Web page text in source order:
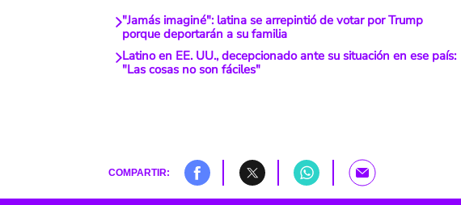
"Jamás imaginé": latina se arrepintió de votar por Trump
porque deportarán a su familia
Latino en EE. UU., decepcionado ante su situación en ese país:
"Las cosas no son fáciles"
COMPARTIR: